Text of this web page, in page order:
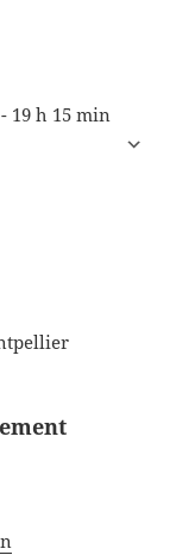
19 h 15 min